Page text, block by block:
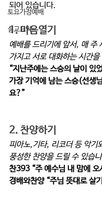
토요가정예배
설교요약
되어 있습니다.
1. 마음열기
예배를 드리기에 앞서, 매 주
가지고 서로 대화하는 시간을
“지난주에는 스승의 날이 있
가장 기억에 남는 스승(선생
요?”
2. 찬양하기
피아노,기타, 리코더 등 악기
풍성한 찬양을 드릴 수 있습
찬393 “주 예수님 내 맘에 오
경배와찬양 “주님 뜻대로 살